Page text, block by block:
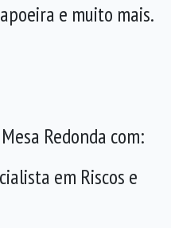
e muito mais.
Redonda com:
em Riscos e